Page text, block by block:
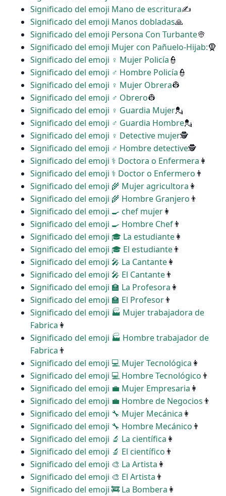
Significado del emoji Mano de escritura✍
Significado del emoji Manos dobladas🙏
Significado del emoji Persona Con Turbante👳
Significado del emoji Mujer con Pañuelo-Hijab:🧕
Significado del emoji ‍♀️ Mujer Policía👮
Significado del emoji ‍♂️ Hombre Policía👮
Significado del emoji ♀ Mujer Obrera👷
Significado del emoji ♂ Obrero👷
Significado del emoji ♀ Guardia Mujer💂
Significado del emoji ♂ Guardia Hombre💂
Significado del emoji ️‍♀️ Detective mujer🕵
Significado del emoji ♂ Hombre detective🕵
Significado del emoji ‍⚕️ Doctora o Enfermera 👩
Significado del emoji ‍⚕️ Doctor o Enfermero 👨
Significado del emoji ‍🌾 Mujer agricultora 👩
Significado del emoji ‍🌾 Hombre Granjero 👨
Significado del emoji ‍🍳 chef mujer👩
Significado del emoji ‍🍳 Hombre Chef👨
Significado del emoji ‍🎓 La estudiante👩
Significado del emoji ‍🎓 El estudiante👨
Significado del emoji ‍🎤 La Cantante👩
Significado del emoji ‍🎤 El Cantante👨
Significado del emoji ‍🏫 La Profesora 👩
Significado del emoji ‍🏫 El Profesor👨
Significado del emoji ‍🏭 Mujer trabajadora de
Fabrica 👩
Significado del emoji ‍🏭 Hombre trabajador de
Fabrica 👨
Significado del emoji ‍💻 Mujer Tecnológica 👩
Significado del emoji ‍💻 Hombre Tecnológico 👨
Significado del emoji ‍💼 Mujer Empresaria 👩
Significado del emoji ‍💼 Hombre de Negocios 👨
Significado del emoji ‍🔧 Mujer Mecánica 👩
Significado del emoji ‍🔧 Hombre Mecánico 👨
Significado del emoji ‍🔬 La científica 👩
Significado del emoji ‍🔬 El científico 👨
Significado del emoji ‍🎨 La Artista 👩
Significado del emoji ‍🎨 El Artista 👨
Significado del emoji ‍🚒 La Bombera 👩